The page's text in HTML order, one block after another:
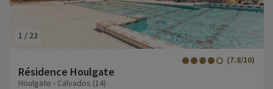
1 / 23
Résidence Houlgate
(7.8/10)
Houlgate - Calvados (14)